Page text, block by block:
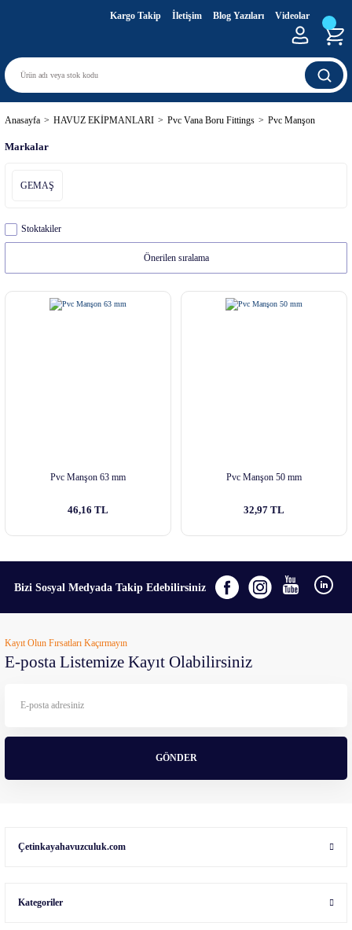
Kargo Takip İletişim Blog Yazıları Videolar
Anasayfa HAVUZ EKİPMANLARI Pvc Vana Boru Fittings Pvc Manşon
Markalar
GEMAŞ
Stoktakiler
Pvc Manşon 63 mm
46,16 TL
Pvc Manşon 50 mm
32,97 TL
Bizi Sosyal Medyada Takip Edebilirsiniz
Kayıt Olun Fırsatları Kaçırmayın
E-posta Listemize Kayıt Olabilirsiniz
GÖNDER
Çetinkayahavuzculuk.com
Kategoriler